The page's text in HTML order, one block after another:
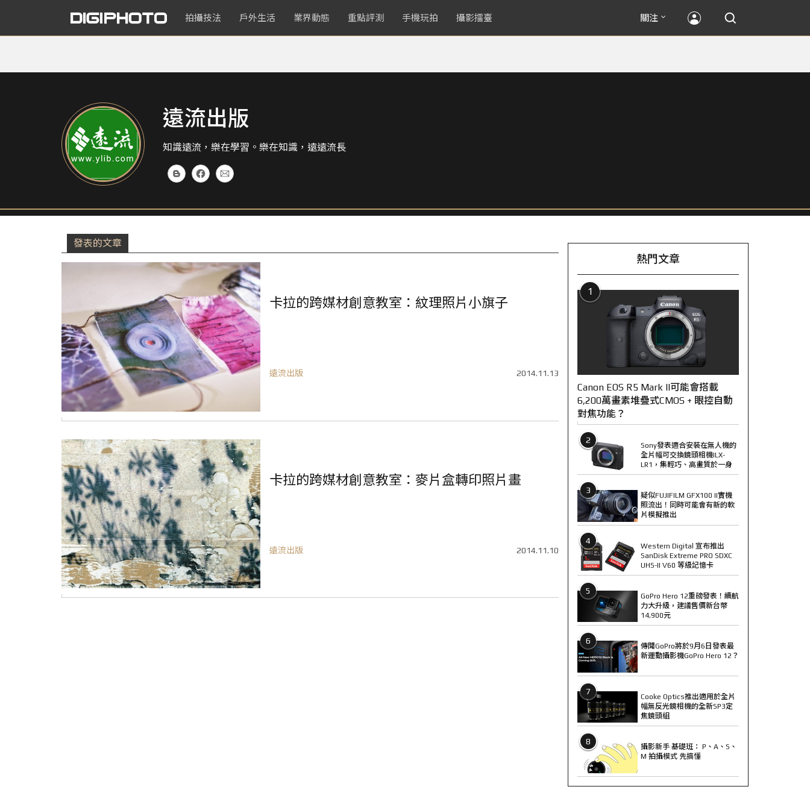
拍攝技法 戶外生活 業界動態 重點評測 手機玩拍 攝影擂臺 關注
遠流出版
知識遠流，樂在學習。樂在知識，遠遠流長
發表的文章
卡拉的跨媒材創意教室：紋理照片小旗子
遠流出版 2014.11.13
卡拉的跨媒材創意教室：麥片盒轉印照片畫
遠流出版 2014.11.10
熱門文章
1
Canon EOS R5 Mark II可能會搭載
6,200萬畫素堆疊式CMOS + 眼控自動
對焦功能？
2
Sony發表適合安裝在無人機的
全片幅可交換鏡頭相機ILX-
LR1，集輕巧、高畫質於一身
3
疑似FUJIFILM GFX100 II實機
照流出！同時可能會有新的軟
片模擬推出
4
Western Digital 宣布推出
SanDisk Extreme PRO SDXC
UHS-II V60 等級記憶卡
5
GoPro Hero 12重磅發表！續航
力大升級，建議售價新台幣
14,900元
6
傳聞GoPro將於9月6日發表最
新運動攝影機GoPro Hero 12？
7
Cooke Optics推出適用於全片
幅無反光鏡相機的全新SP3定
焦鏡頭組
8
攝影新手 基礎班： P、A、S、
M 拍攝模式 先搞懂